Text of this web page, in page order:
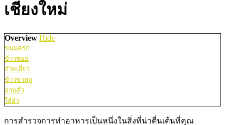
เชียงใหม่
Overview Hide
ขนมครก
ข้าวซอย
ก๋วยเตี๋ยว
ข้าวขาหมู
ลาบคั่ว
ใส้อั่ว
การสำรวจการทำอาหารเป็นหนึ่งในสิ่งที่น่าตื่นเต้นที่คุณ